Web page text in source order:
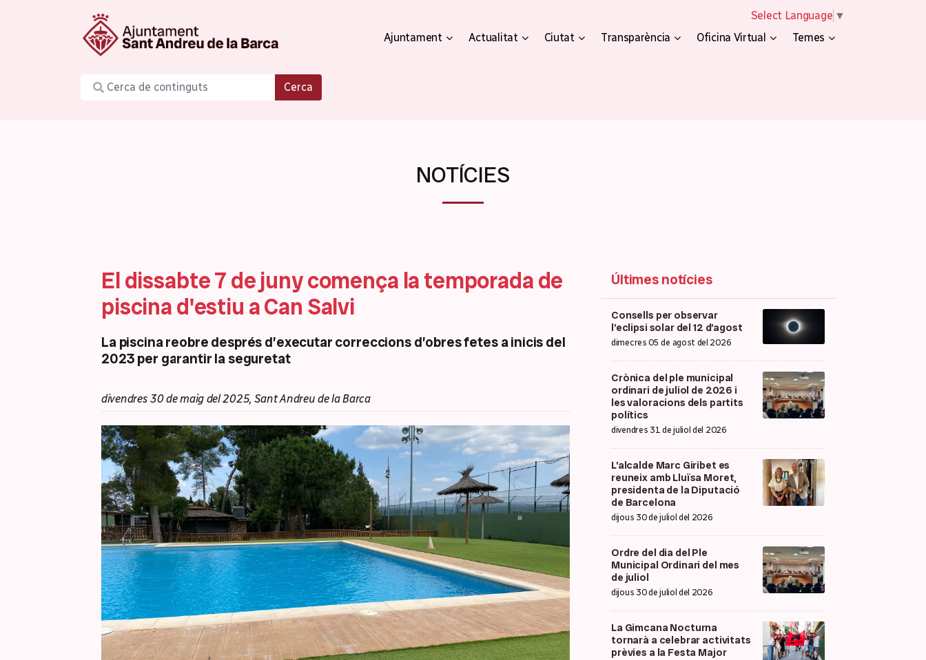
Select Language ▼
Cerca
Ajuntament Actualitat Ciutat Transparència Oficina Virtual Temes
NOTÍCIES
El dissabte 7 de juny comença la temporada de
piscina d'estiu a Can Salvi
La piscina reobre després d’executar correccions d’obres fetes a inicis del
2023 per garantir la seguretat
divendres 30 de maig del 2025, Sant Andreu de la Barca
Últimes notícies
Consells per observar
l’eclipsi solar del 12 d’agost
dimecres 05 de agost del 2026
Crònica del ple municipal
ordinari de juliol de 2026 i
les valoracions dels partits
polítics
divendres 31 de juliol del 2026
L’alcalde Marc Giribet es
reuneix amb Lluïsa Moret,
presidenta de la Diputació
de Barcelona
dijous 30 de juliol del 2026
Ordre del dia del Ple
Municipal Ordinari del mes
de juliol
dijous 30 de juliol del 2026
La Gimcana Nocturna
tornarà a celebrar activitats
prèvies a la Festa Major